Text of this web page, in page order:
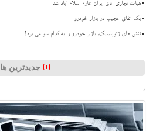
هیات تجاری اتاق ایران عازم اسلام آباد شد
بک اتفاق عجیب در بازار خودرو
تنش های ژئوپلیتیک، بازار خودرو را به کدام سو می برد؟
جدیدترین ها